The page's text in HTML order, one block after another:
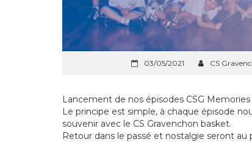
03/05/2021 CS
Lancement de nos épisodes CSG Memories
Le principe est simple, à chaque épisode
souvenir avec le CS Gravenchon basket.
Retour dans le passé et nostalgie seront au